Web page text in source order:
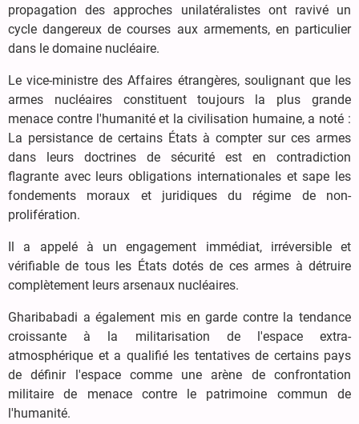
propagation des approches unilatéralistes ont ravivé un
cycle dangereux de courses aux armements, en particulier
dans le domaine nucléaire.
Le vice-ministre des Affaires étrangères, soulignant que les
armes nucléaires constituent toujours la plus grande
menace contre l'humanité et la civilisation humaine, a noté :
La persistance de certains États à compter sur ces armes
dans leurs doctrines de sécurité est en contradiction
flagrante avec leurs obligations internationales et sape les
fondements moraux et juridiques du régime de non-
prolifération.
Il a appelé à un engagement immédiat, irréversible et
vérifiable de tous les États dotés de ces armes à détruire
complètement leurs arsenaux nucléaires.
Gharibabadi a également mis en garde contre la tendance
croissante à la militarisation de l'espace extra-
atmosphérique et a qualifié les tentatives de certains pays
de définir l'espace comme une arène de confrontation
militaire de menace contre le patrimoine commun de
l'humanité.